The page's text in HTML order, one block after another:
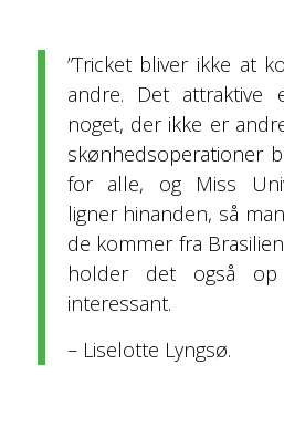
”Tricket bliver ikke at
andre. Det attraktive
noget, der ikke er
skønhedsoperationer
for alle, og Miss
ligner hinanden, så
de kommer fra
holder det også
interessant.
– Liselotte Lyngsø.